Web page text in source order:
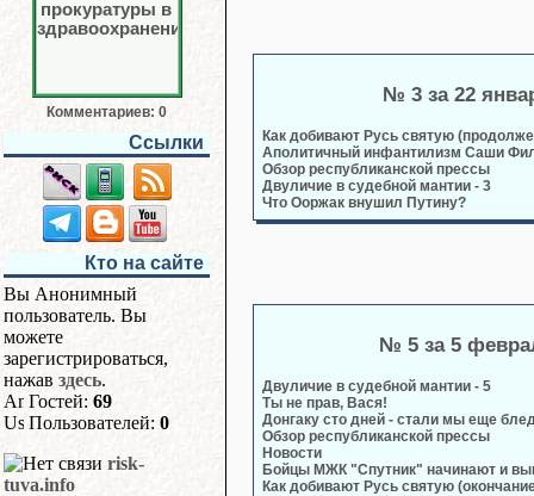
Комментариев: 0
Ссылки
Кто на сайте
Вы Анонимный
пользователь. Вы
можете
зарегистрироваться,
нажав здесь.
Гостей: 69
Пользователей: 0
risk-
tuva.info
№ 3 за 22
Как добивают Русь святую
Аполитичный инфантилизм Саши
Обзор республиканской прессы
Двуличие в судебной мантии - 3
Что Ооржак внушил Путину?
№ 5 за 5
Двуличие в судебной мантии - 5
Ты не прав, Вася!
Донгаку сто дней - стали мы еще
Обзор республиканской прессы
Новости
Бойцы МЖК "Спутник" начинают и
Как добивают Русь святую